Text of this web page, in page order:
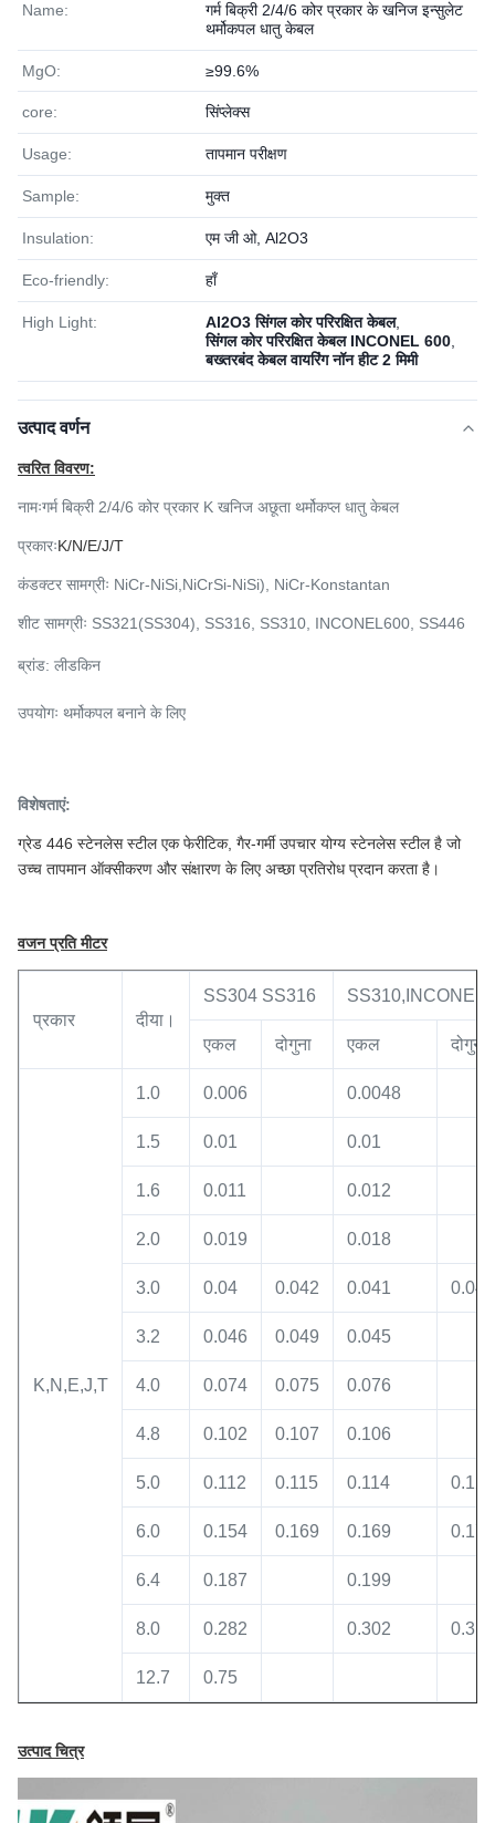
Name:
गर्म बिक्री 2/4/6 कोर प्रकार के खनिज इन्सुलेट
थर्मोकपल धातु केबल
MgO: ≥99.6%
core: सिंप्लेक्स
Usage: तापमान परीक्षण
Sample: मुक्त
Insulation: एम जी ओ, Al2O3
Eco-friendly: हाँ
High Light: Al2O3 सिंगल कोर परिरक्षित केबल,
सिंगल कोर परिरक्षित केबल INCONEL 600
बख्तरबंद केबल वायरिंग नॉन हीट 2 मिमी
उत्पाद वर्णन
त्वरित विवरण:
नामःगर्म बिक्री 2/4/6 कोर प्रकार K खनिज अछूता थर्मोकप्ल धातु केबल
प्रकारःK/N/E/J/T
कंडक्टर सामग्रीः NiCr-NiSi, NiCrSi-NiSi), NiCr-Konstantan
शीट सामग्रीः SS321(SS304), SS316, SS310, INCONEL600, SS446
ब्रांड: लीडकिन
उपयोगः थर्मोकपल बनाने के लिए
विशेषताएं:
ग्रेड 446 स्टेनलेस स्टील एक फेरीटिक, गैर-गर्मी उपचार योग्य स्टेनलेस स्टील है जो
उच्च तापमान ऑक्सीकरण और संक्षारण के लिए अच्छा प्रतिरोध प्रदान करता है।
वजन प्रति मीटर
प्रकार दीया।
SS304 SS316
एकल दोगुना एकल दोगुना
K,N,E,J,T
1.0 0.006 0.0048
1.5 0.01 0.01
1.6 0.011 0.012
2.0 0.019 0.018
3.0 0.04 0.042 0.041 0.042
3.2 0.046 0.049 0.045
4.0 0.074 0.075 0.076
4.8 0.102 0.107 0.106
5.0 0.112 0.115 0.114 0.122
6.0 0.154 0.169 0.169 0.171
6.4 0.187 0.199
8.0 0.282 0.302 0.310
12.7 0.75
उत्पाद चित्र